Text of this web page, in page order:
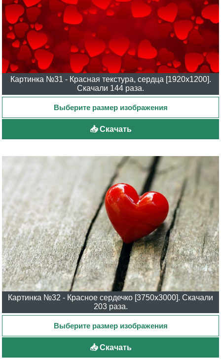
Картинка №31 - Красная текстура, сердца [1920x1200].
Скачали 144 раза.
📥 Скачать
Картинка №32 - Красное сердечко [3750x3000]. Скачали
203 раза.
📥 Скачать